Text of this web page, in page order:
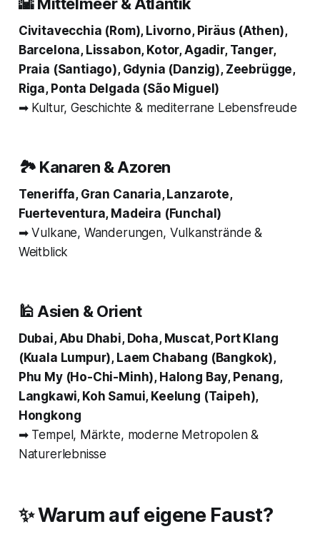
🌇 Mittelmeer & Atlantik
Civitavecchia (Rom), Livorno, Piräus (Athen),
Barcelona, Lissabon, Kotor, Agadir, Tanger,
Praia (Santiago), Gdynia (Danzig), Zeebrügge,
Riga, Ponta Delgada (São Miguel)
➡ Kultur, Geschichte & mediterrane Lebensfreude
🏞 Kanaren & Azoren
Teneriffa, Gran Canaria, Lanzarote,
Fuerteventura, Madeira (Funchal)
➡ Vulkane, Wanderungen, Vulkanstrände &
Weitblick
🕌 Asien & Orient
Dubai, Abu Dhabi, Doha, Muscat, Port Klang
(Kuala Lumpur), Laem Chabang (Bangkok),
Phu My (Ho-Chi-Minh), Halong Bay, Penang,
Langkawi, Koh Samui, Keelung (Taipeh),
Hongkong
➡ Tempel, Märkte, moderne Metropolen &
Naturerlebnisse
✨ Warum auf eigene Faust?